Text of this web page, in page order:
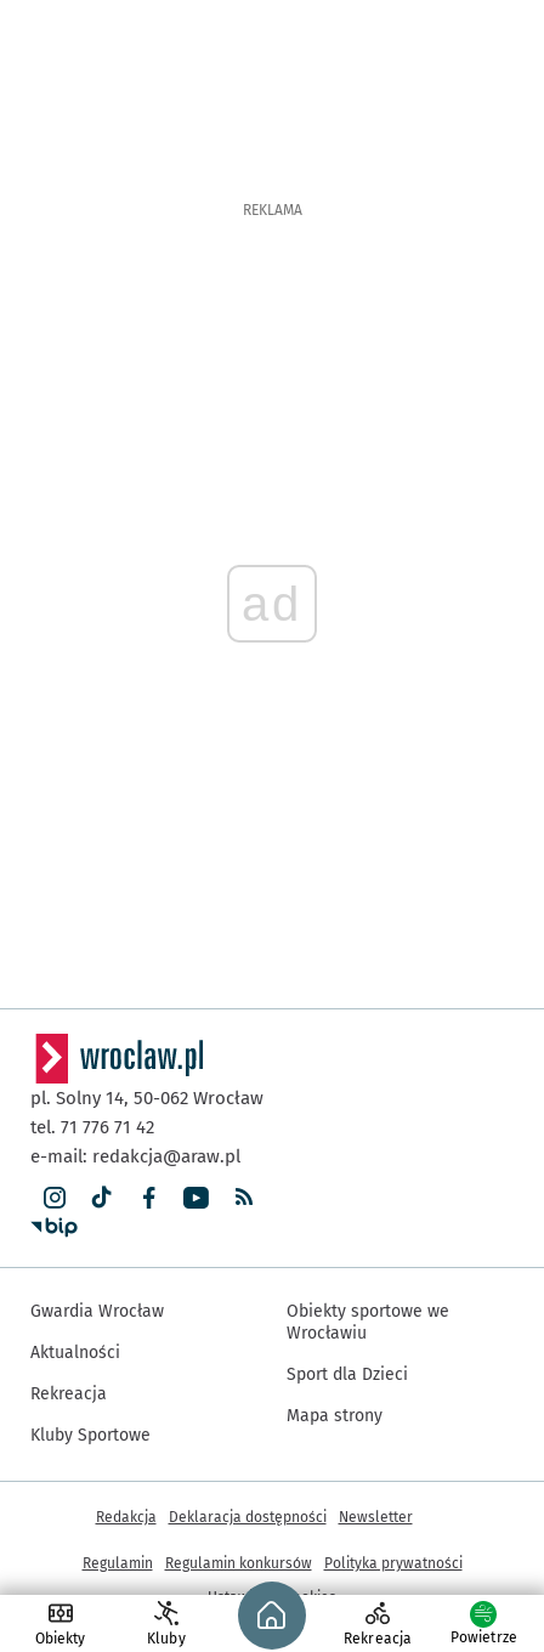
REKLAMA
ad
Obiekty Kluby
Strona główna - wroclaw.pl
Rekreacja Powietrze
pl. Solny 14, 50-062 Wrocław
tel. 71 776 71 42
e-mail: redakcja@araw.pl
Gwardia Wrocław
Aktualności
Rekreacja
Kluby Sportowe
Obiekty sportowe we
Wrocławiu
Sport dla Dzieci
Mapa strony
© Copyright 2005-2026, ARAW S.A., Gmina Wrocław
Inne informacje
Redakcja Deklaracja dostępności Newsletter
Regulamin Regulamin konkursów
Polityka prywatności
Ustawienia cookies